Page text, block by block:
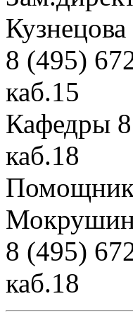
8 (495)
каб.15
Кафедры
каб.18
Помощник
8 (495)
каб.18